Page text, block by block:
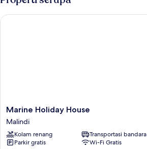
kamar
terhubung
Marine
Holiday
House
Malindi
Marine Holiday House
Malindi
Kolam renang
Transportasi bandara
Parkir gratis
Wi-Fi Gratis
Marine Holiday House